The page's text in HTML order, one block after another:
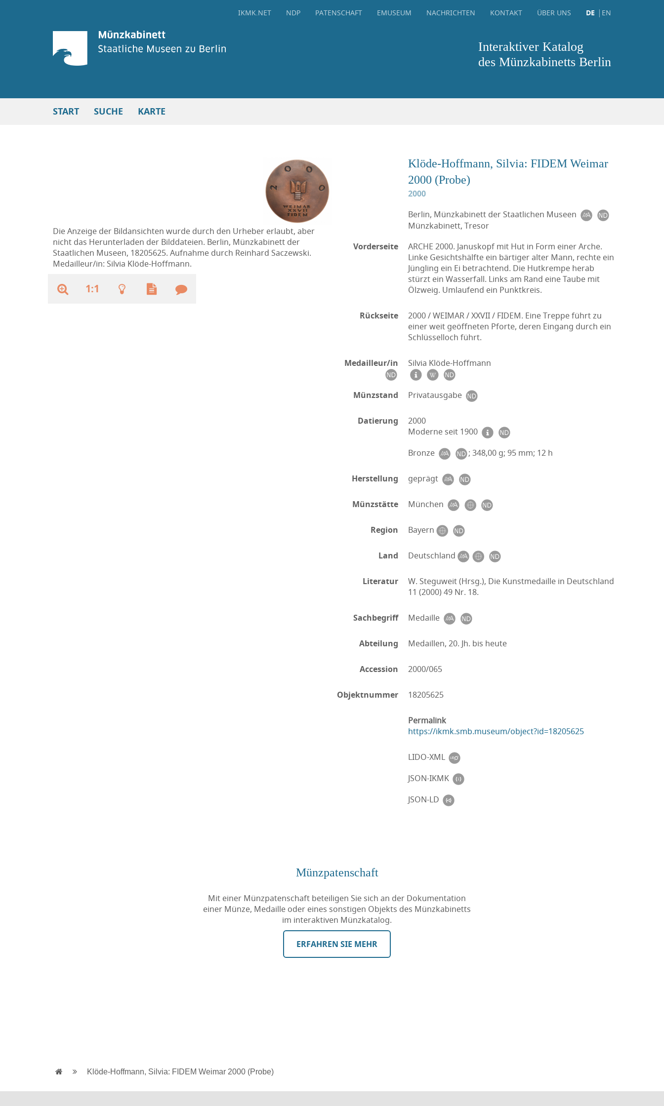
IKMK.NET NDP PATENSCHAFT EMUSEUM NACHRICHTEN KONTAKT ÜBER UNS DE EN
Interaktiver Katalog
des Münzkabinetts Berlin
START SUCHE KARTE
Die Anzeige der Bildansichten wurde durch den Urheber erlaubt, aber
nicht das Herunterladen der Bilddateien. Berlin, Münzkabinett der
Staatlichen Museen, 18205625. Aufnahme durch Reinhard Saczewski.
Medailleur/in: Silvia Klöde-Hoffmann.
1:1
Klöde-Hoffmann, Silvia: FIDEM Weimar
2000 (Probe)
2000
Berlin, Münzkabinett der Staatlichen Museen
Münzkabinett, Tresor
Vorderseite
ARCHE 2000. Januskopf mit Hut in Form einer Arche.
Linke Gesichtshälfte ein bärtiger alter Mann, rechte ein
Jüngling ein Ei betrachtend. Die Hutkrempe herab
stürzt ein Wasserfall. Links am Rand eine Taube mit
Ölzweig. Umlaufend ein Punktkreis.
Rückseite
2000 / WEIMAR / XXVII / FIDEM. Eine Treppe führt zu
einer weit geöffneten Pforte, deren Eingang durch ein
Schlüsselloch führt.
Medailleur/in Silvia Klöde-Hoffmann
Münzstand Privatausgabe
Datierung
2000
Moderne seit 1900
Bronze
; 348,00 g; 95 mm; 12 h
Herstellung geprägt
Münzstätte München
Region Bayern
Land Deutschland
Literatur
W. Steguweit (Hrsg.), Die Kunstmedaille in Deutschland
11 (2000) 49 Nr. 18.
Sachbegriff Medaille
Abteilung Medaillen, 20. Jh. bis heute
Accession 2000/065
Objektnummer 18205625
Permalink
https://ikmk.smb.museum/object?id=18205625
LIDO-XML
JSON-IKMK
JSON-LD
Münzpatenschaft
Mit einer Münzpatenschaft beteiligen Sie sich an der Dokumentation
einer Münze, Medaille oder eines sonstigen Objekts des Münzkabinetts
im interaktiven Münzkatalog.
ERFAHREN SIE MEHR
Klöde-Hoffmann, Silvia: FIDEM Weimar 2000 (Probe)